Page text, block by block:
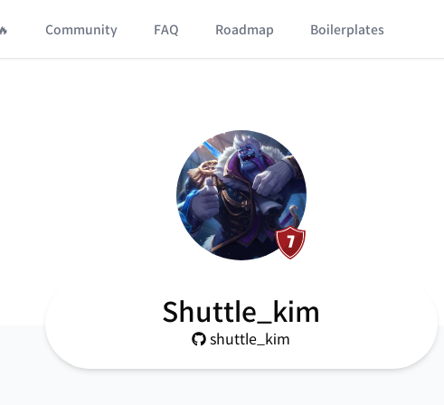
Community FAQ Roadmap Boilerplates
Shuttle_kim
shuttle_kim